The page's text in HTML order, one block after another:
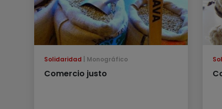
Solidaridad Monográfico
Comercio justo